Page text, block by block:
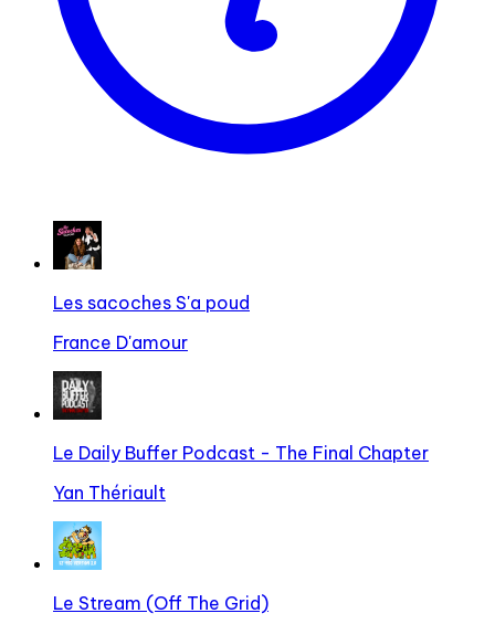
Les sacoches S'a poud
France D'amour
Le Daily Buffer Podcast - The Final Chapter
Yan Thériault
Le Stream (Off The Grid)